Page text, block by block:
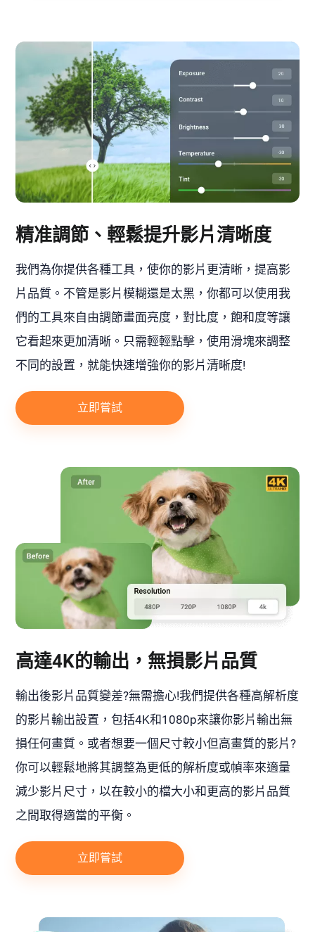
精准調節、輕鬆提升影片清晰度
我們為你提供各種工具，使你的影片更清晰，提高影
片品質。不管是影片模糊還是太黑，你都可以使用我
們的工具來自由調節畫面亮度，對比度，飽和度等讓
它看起來更加清晰。只需輕輕點擊，使用滑塊來調整
不同的設置，就能快速增強你的影片清晰度!
立即嘗試
高達4K的輸出，無損影片品質
輸出後影片品質變差?無需擔心!我們提供各種高解析度
的影片輸出設置，包括4K和1080p來讓你影片輸出無
損任何畫質。或者想要一個尺寸較小但高畫質的影片?
你可以輕鬆地將其調整為更低的解析度或幀率來適量
減少影片尺寸，以在較小的檔大小和更高的影片品質
之間取得適當的平衡。
立即嘗試